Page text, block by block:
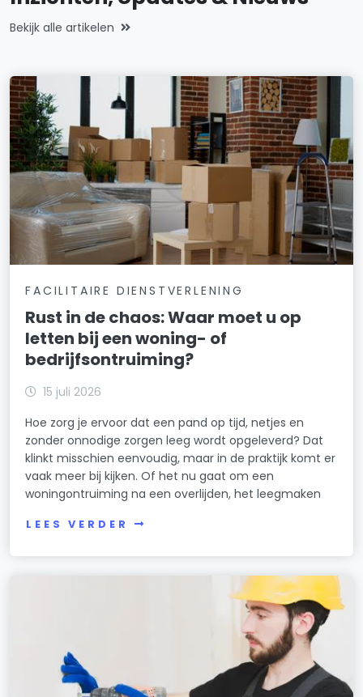
Bekijk alle artikelen
FACILITAIRE DIENSTVERLENING
Rust in de chaos: Waar moet u op
letten bij een woning- of
bedrijfsontruiming?
15 juli 2026
Hoe zorg je ervoor dat een pand op tijd, netjes en
zonder onnodige zorgen leeg wordt opgeleverd? Dat
klinkt misschien eenvoudig, maar in de praktijk komt er
vaak meer bij kijken. Of het nu gaat om een
woningontruiming na een overlijden, het leegmaken
LEES VERDER